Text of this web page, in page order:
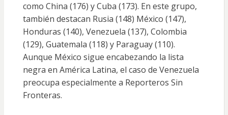
como China (176) y Cuba (173). En este grupo,
también destacan Rusia (148) México (147),
Honduras (140), Venezuela (137), Colombia
(129), Guatemala (118) y Paraguay (110).
Aunque México sigue encabezando la lista
negra en América Latina, el caso de Venezuela
preocupa especialmente a Reporteros Sin
Fronteras.